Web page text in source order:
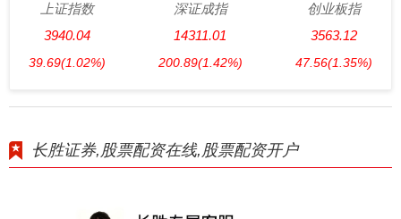
上证指数
3940.04
39.69(1.02%)
深证成指
14311.01
200.89(1.42%)
创业板指
3563.12
47.56(1.35%)
长胜证券,股票配资在线,股票配资开户